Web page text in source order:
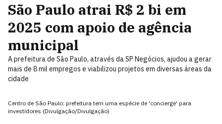
São Paulo atrai R$ 2 bi em
2025 com apoio de agência
municipal
A prefeitura de São Paulo, através da SP Negócios, ajudou a gerar
mais de 8 mil empregos e viabilizou projetos em diversas áreas da
cidade
Centro de São Paulo: prefeitura tem uma espécie de 'concierge' para
investidores (Divulgação/Divulgação)